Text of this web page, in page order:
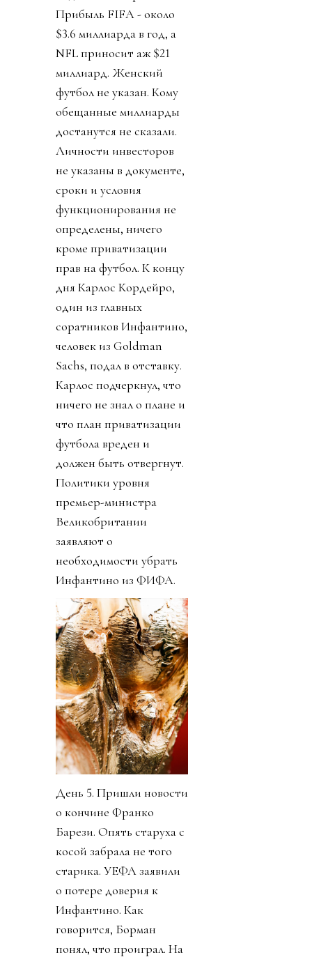
Прибыль FIFA - около
$3.6 миллиарда в год, а
NFL приносит аж $21
миллиард. Женский
футбол не указан. Кому
обещанные миллиарды
достанутся не сказали.
Личности инвесторов
не указаны в документе,
сроки и условия
функционирования не
определены, ничего
кроме приватизации
прав на футбол. К концу
дня Карлос Кордейро,
один из главных
соратников Инфантино,
человек из Goldman
Sachs, подал в отставку.
Карлос подчеркнул, что
ничего не знал о плане и
что план приватизации
футбола вреден и
должен быть отвергнут.
Политики уровня
премьер-министра
Великобритании
заявляют о
необходимости убрать
Инфантино из ФИФА.
День 5. Пришли новости
о кончине Франко
Барези. Опять старуха с
косой забрала не того
старика. УЕФА заявили
о потере доверия к
Инфантино. Как
говорится, Борман
понял, что проиграл. На